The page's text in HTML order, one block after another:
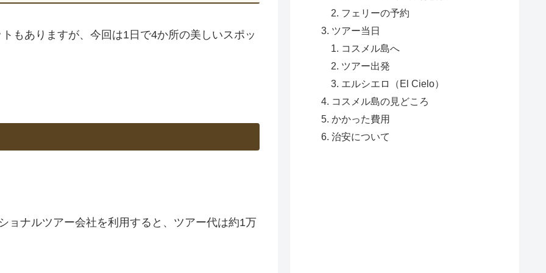
もありますが、今回は1日で4か所の美しいスポッ
ョナルツアー会社を利用すると、ツアー代は約1万
フェリーの予約
ツアー当日
コスメル島へ
ツアー出発
エルシエロ（El Cielo）
コスメル島の見どころ
かかった費用
治安について